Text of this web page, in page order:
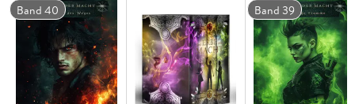
. . . Nominiert für den Deutschen Phantastik Preis 2019 in
"Beste Serie"!
. . . Gewinner des Lovelybooks Lesepreis 2018!
Band 40 Band 39